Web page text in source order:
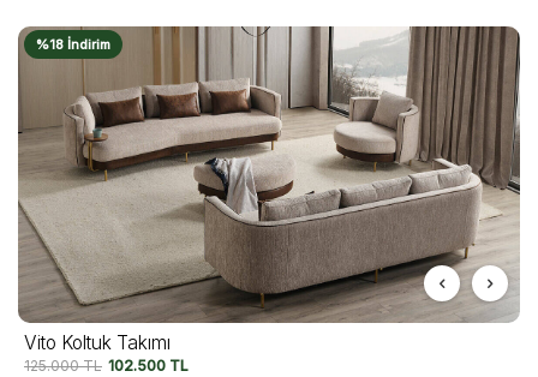
%18 İndirim
Vito Koltuk Takımı
125.000TL 102.500 TL